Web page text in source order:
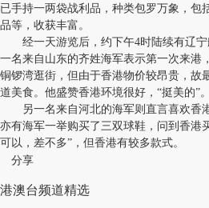
已手持一两袋战利品，种类包罗万象，包
品等，收获丰富。
经一天游览后，约下午4时陆续有辽宁
一名来自山东的齐姓海军表示第一次来港
铜锣湾逛街，但由于香港物价较昂贵，故
道美食。他盛赞香港环境很好，“挺美的”。
另一名来自河北的海军则直言喜欢香港
亦有海军一举购买了三双球鞋，问到香港
可以，差不多”，但香港有较多款式。
分享
港澳台频道精选